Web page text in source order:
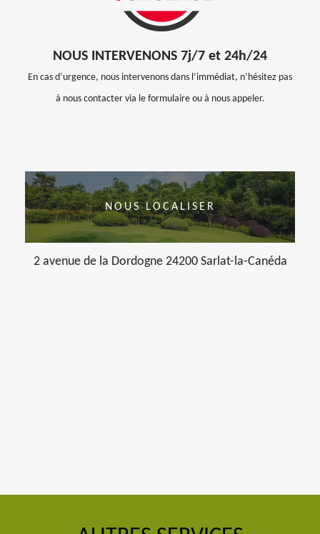
NOUS INTERVENONS 7j/7 et 24h/24
En cas d’urgence, nous intervenons dans l’immédiat, n’hésitez pas
à nous contacter via le formulaire ou à nous appeler.
NOUS LOCALISER
2 avenue de la Dordogne 24200 Sarlat-la-Canéda